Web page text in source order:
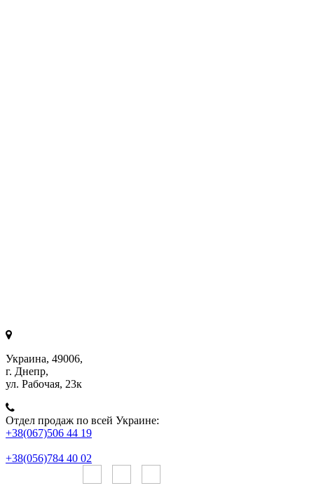
Украина, 49006,
г. Днепр,
ул. Рабочая, 23к
Отдел продаж по всей Украине:
+38(067)506 44 19
+38(056)784 40 02